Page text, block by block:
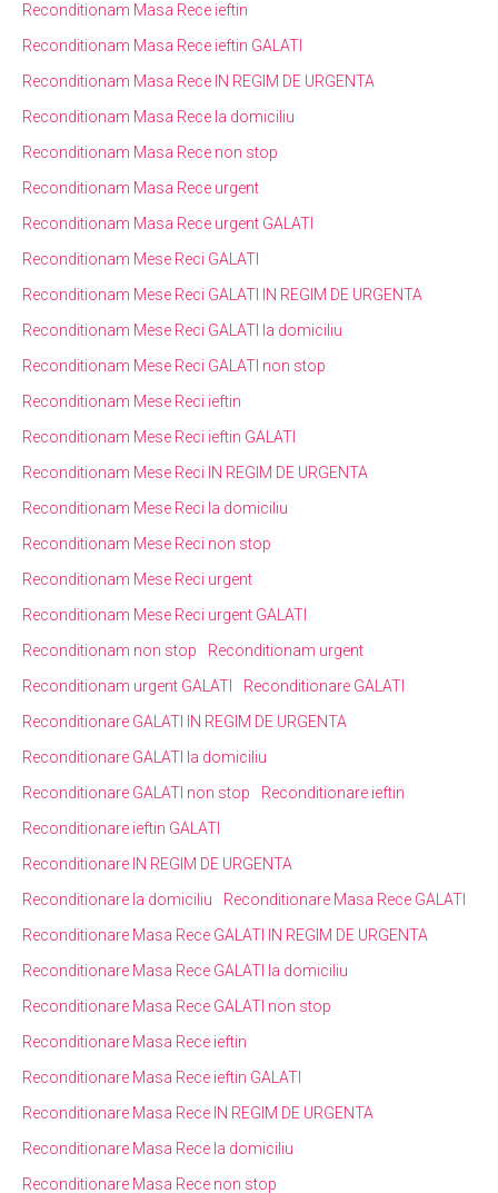
Reconditionam Masa Rece ieftin
Reconditionam Masa Rece ieftin GALATI
Reconditionam Masa Rece IN REGIM DE URGENTA
Reconditionam Masa Rece la domiciliu
Reconditionam Masa Rece non stop
Reconditionam Masa Rece urgent
Reconditionam Masa Rece urgent GALATI
Reconditionam Mese Reci GALATI
Reconditionam Mese Reci GALATI IN REGIM DE URGENTA
Reconditionam Mese Reci GALATI la domiciliu
Reconditionam Mese Reci GALATI non stop
Reconditionam Mese Reci ieftin
Reconditionam Mese Reci ieftin GALATI
Reconditionam Mese Reci IN REGIM DE URGENTA
Reconditionam Mese Reci la domiciliu
Reconditionam Mese Reci non stop
Reconditionam Mese Reci urgent
Reconditionam Mese Reci urgent GALATI
Reconditionam non stop
Reconditionam urgent
Reconditionam urgent GALATI
Reconditionare GALATI
Reconditionare GALATI IN REGIM DE URGENTA
Reconditionare GALATI la domiciliu
Reconditionare GALATI non stop
Reconditionare ieftin
Reconditionare ieftin GALATI
Reconditionare IN REGIM DE URGENTA
Reconditionare la domiciliu
Reconditionare Masa Rece GALATI
Reconditionare Masa Rece GALATI IN REGIM DE URGENTA
Reconditionare Masa Rece GALATI la domiciliu
Reconditionare Masa Rece GALATI non stop
Reconditionare Masa Rece ieftin
Reconditionare Masa Rece ieftin GALATI
Reconditionare Masa Rece IN REGIM DE URGENTA
Reconditionare Masa Rece la domiciliu
Reconditionare Masa Rece non stop